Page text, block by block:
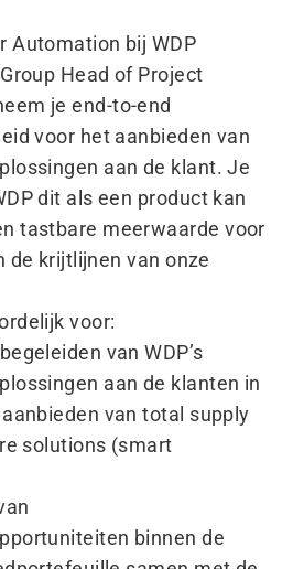
Automation bij WDP
Head of Project
je end-to-end
voor het aanbieden van
aan de klant. Je
dit als een product kan
tastbare meerwaarde voor
de krijtlijnen van onze
voor:
van WDP’s
aan de klanten in
van total supply
solutions (smart
binnen de